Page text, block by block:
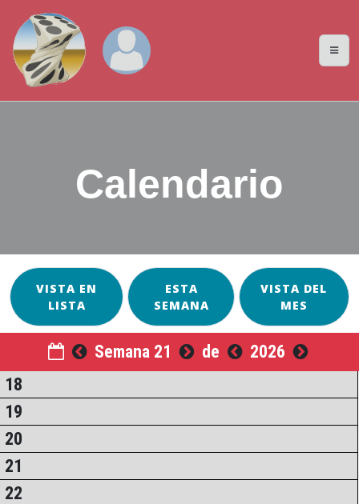
Calendario
VISTA EN
LISTA
ESTA
SEMANA
VISTA DEL
MES
Semana 21 de
2026
18
19
20
21
22